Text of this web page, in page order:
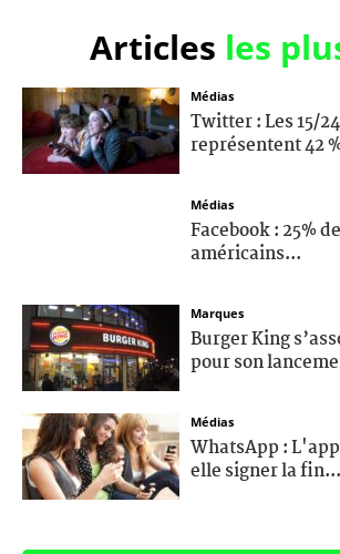
Articles les
Médias
Twitter : Les 15/
représentent 42
Médias
Facebook : 25%
américains...
Marques
Burger King
pour son
Médias
WhatsApp :
elle signer la fin...